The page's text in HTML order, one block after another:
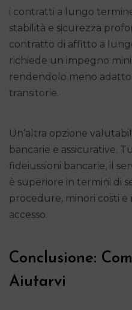
i contratti a lungo
stabilità e sicurezza
contratto di affitto a
richiede un impegno
rendendolo meno
transitorie.
Un’altra opzione
bancarie e assicurative.
fideiussioni bancarie, il
è superiore in termini di
procedure, minori costi e
accesso.
Conclusione:
Aiutarvi